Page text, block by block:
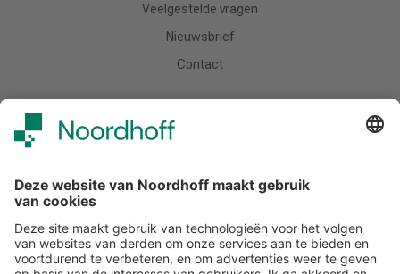
Veelgestelde vragen
Nieuwsbrief
Contact
Meer van Noordhoff
Contact